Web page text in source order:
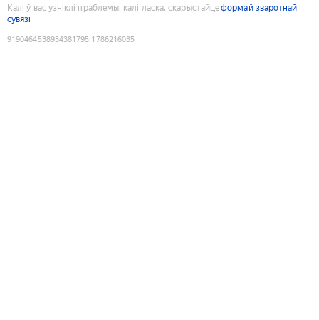
Калі ў вас узніклі праблемы, калі ласка, скарыстайцеформай зваротнай
сувязі
9190464538934381795:1786216035